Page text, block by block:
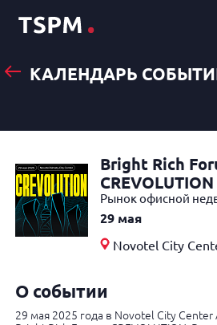
КАЛЕНДАРЬ
Bright Rich
Рынок офисной
29 мая
Novotel City
О событии
29 мая 2025 года в Novotel City